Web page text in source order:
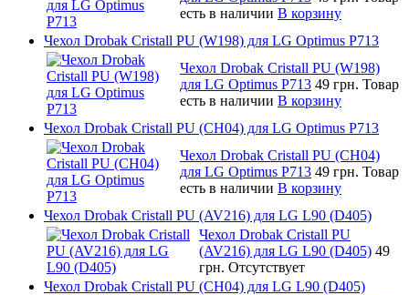
есть в наличии В корзину
Чехол Drobak Cristall PU (W198) для LG Optimus P713
Чехол Drobak Cristall PU (W198)
для LG Optimus P713 49 грн. Товар
есть в наличии В корзину
Чехол Drobak Cristall PU (CH04) для LG Optimus P713
Чехол Drobak Cristall PU (CH04)
для LG Optimus P713 49 грн. Товар
есть в наличии В корзину
Чехол Drobak Cristall PU (AV216) для LG L90 (D405)
Чехол Drobak Cristall PU
(AV216) для LG L90 (D405) 49
грн. Отсутствует
Чехол Drobak Cristall PU (CH04) для LG L90 (D405)